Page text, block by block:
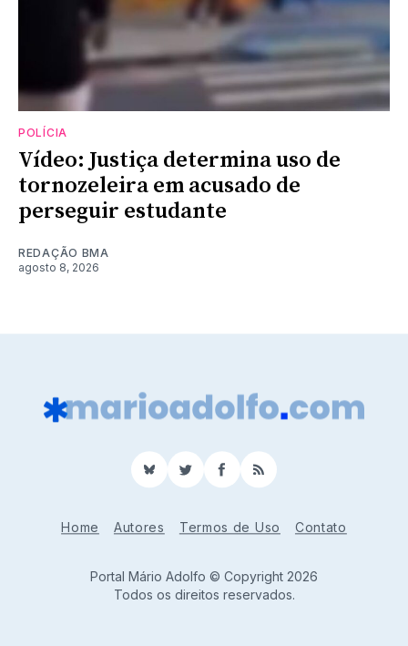
POLÍCIA
Vídeo: Justiça determina uso de
tornozeleira em acusado de
perseguir estudante
REDAÇÃO BMA
agosto 8, 2026
BlueSkyTwitterFacebook
RSS
Home Autores Termos de Uso Contato
Portal Mário Adolfo © Copyright 2026
Todos os direitos reservados.